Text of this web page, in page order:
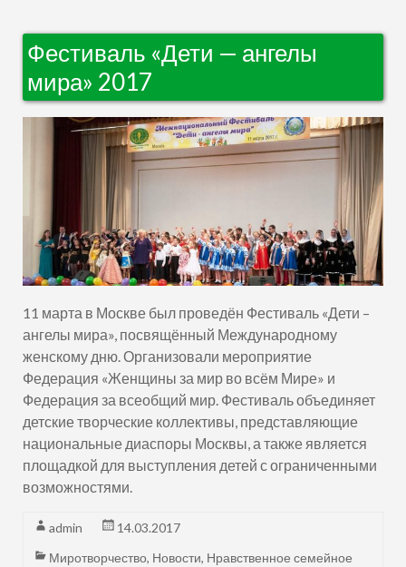
Фестиваль «Дети — ангелы
мира» 2017
11 марта в Москве был проведён Фестиваль «Дети –
ангелы мира», посвящённый Международному
женскому дню. Организовали мероприятие
Федерация «Женщины за мир во всём Мире» и
Федерация за всеобщий мир. Фестиваль объединяет
детские творческие коллективы, представляющие
национальные диаспоры Москвы, а также является
площадкой для выступления детей с ограниченными
возможностями.
admin
14.03.2017
Миротворчество, Новости, Нравственное семейное